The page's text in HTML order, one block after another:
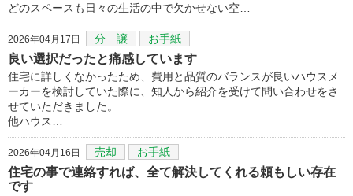
どのスペースも日々の生活の中で欠かせない空…
2026年04月17日 分 譲 お手紙
良い選択だったと痛感しています
住宅に詳しくなかったため、費用と品質のバランスが良いハウスメ
ーカーを検討していた際に、知人から紹介を受けて問い合わせをさ
せていただきました。
他ハウス…
2026年04月16日 売却 お手紙
住宅の事で連絡すれば、全て解決してくれる頼もしい存在
です